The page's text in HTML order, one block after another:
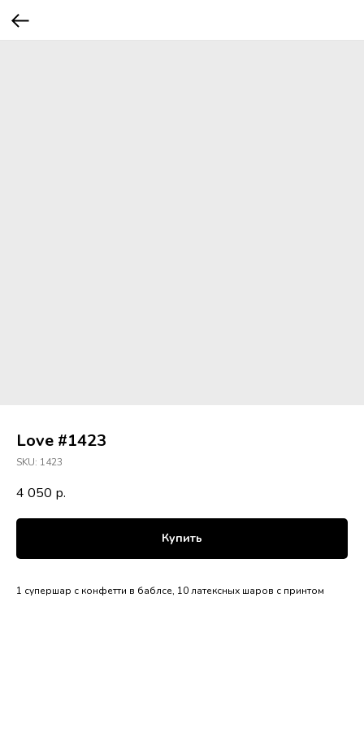
Love #1423
SKU: 1423
4 050 р.
Купить
1 супершар с конфетти в баблсе, 10 латексных шаров с принтом